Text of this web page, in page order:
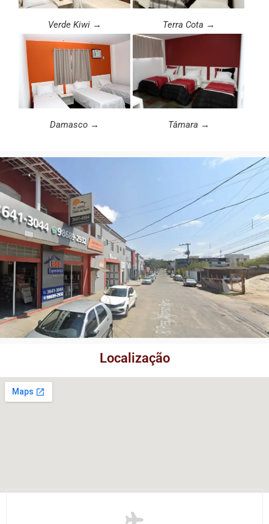
Verde Kiwi → Terra Cota →
Damasco → Tâmara →
Localização